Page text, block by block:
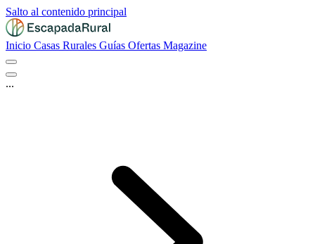
Salto al contenido principal
Inicio Casas Rurales Guías Ofertas Magazine
...